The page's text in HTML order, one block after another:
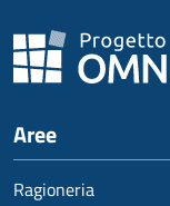
Aree
Ragioneria